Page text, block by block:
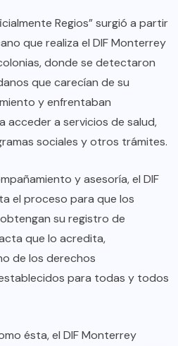
Regios” surgió a partir
que realiza el DIF Monterrey
donde se detectaron
que carecían de su
y enfrentaban
acceder a servicios de salud,
sociales y otros trámites.
y asesoría, el DIF
el proceso para que los
su registro de
que lo acredita,
de los derechos
para todas y todos
ésta, el DIF Monterrey